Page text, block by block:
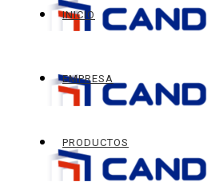
INICIO
EMPRESA
PRODUCTOS